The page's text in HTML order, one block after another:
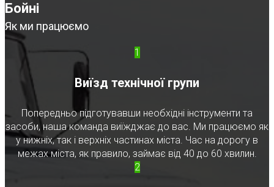
Бойні
Як ми працюємо
1
Виїзд технічної групи
Попередньо підготувавши необхідні інструменти та
засоби, наша команда виїжджає до вас. Ми працюємо як
у нижніх, так і верхніх частинах міста. Час на дорогу в
межах міста, як правило, займає від 40 до 60 хвилин.
2